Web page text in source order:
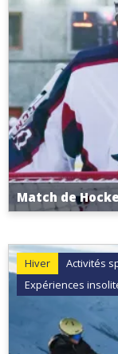
Match de
Hiver Activités
Expériences